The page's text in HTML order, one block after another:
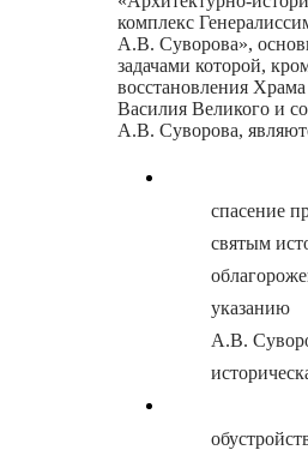
комплекс
А.В. Суворова»,
задачами которой,
восстановления Храма
Василия Великого и
А.В. Суворова,
спасение
святым
указанию
А.В.